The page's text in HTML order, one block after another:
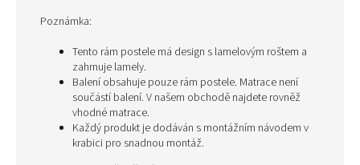
Poznámka:
Tento rám postele má design s lamelovým roštem a
zahrnuje lamely.
Balení obsahuje pouze rám postele. Matrace není
součástí balení. V našem obchodě najdete rovněž
vhodné matrace.
Každý produkt je dodáván s montážním návodem v
krabici pro snadnou montáž.